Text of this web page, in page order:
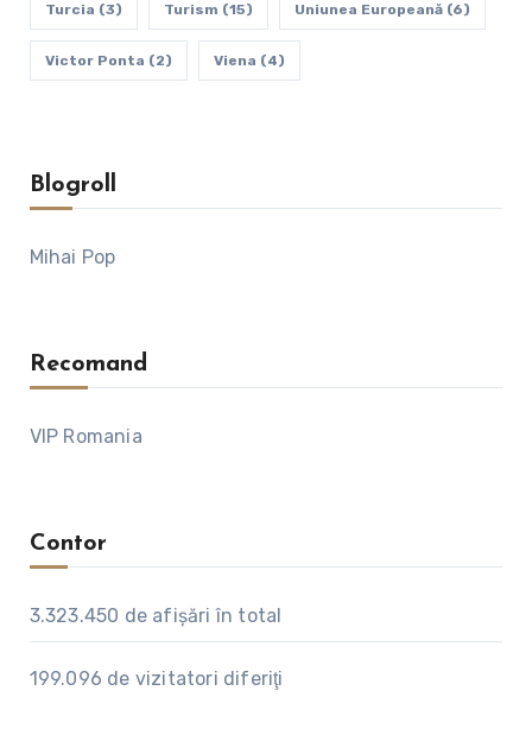
Turcia (3) Turism (15) Uniunea Europeană(6)
Victor Ponta (2) Viena (4)
Blogroll
Mihai Pop
Recomand
VIP Romania
Contor
3.323.450 de afişări în total
199.096 de vizitatori diferiţi